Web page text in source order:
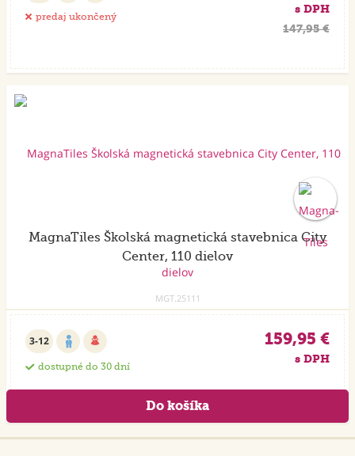
predaj ukončený
s DPH
147,95 €
MagnaTiles Školská magnetická stavebnica City
Center, 110 dielov
MGT.25111
3-12
dostupné do 30 dní
159,95 €
s DPH